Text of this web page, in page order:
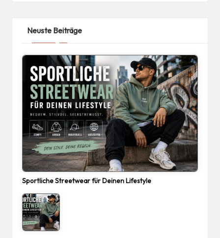
Neuste Beiträge
Sportliche Streetwear für Deinen Lifestyle